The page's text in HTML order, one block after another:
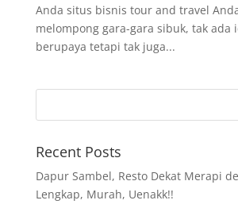
Anda situs bisnis tour and travel
melompong gara-gara sibuk, tak ada
berupaya tetapi tak juga...
Recent Posts
Dapur Sambel, Resto Dekat Merapi
Lengkap, Murah, Uenakk!!